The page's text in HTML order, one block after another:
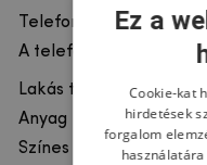
Telefon márka
A telefonmodellhez
Lakás típusa
Anyag
Színes
Ez a
Cookie-kat
hirdetések
forgalom